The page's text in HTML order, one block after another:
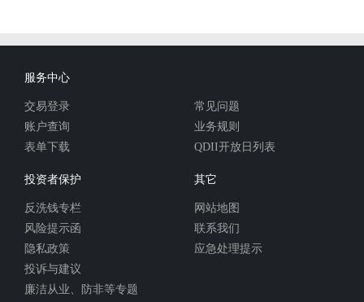
服务中心
交易登录
账户查询
表单下载
常见问题
业务规则
QDII开放日列表
投资者保护
反洗钱专栏
风险提示函
隐私政策
投诉与建议
廉洁从业、防非等专题
其它
网站地图
联系我们
应急处理提示